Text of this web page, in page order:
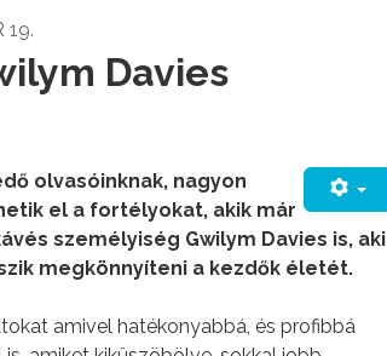
19.
Davies
olvasóinknak, nagyon
el a fortélyokat, akik már
személyiség Gwilym Davies is, aki
megkönnyíteni a kezdők életét.
amivel hatékonyabbá, és profibbá